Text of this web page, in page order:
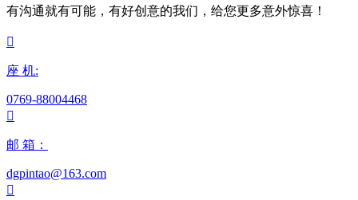
有沟通就有可能，有好创意的我们，给您更多意外惊喜！

座 机:
0769-88004468

邮 箱：
dgpintao@163.com
